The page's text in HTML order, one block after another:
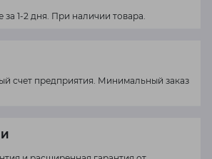
за 1-2 дня. При наличии товара.
счет предприятия. Минимальный заказ